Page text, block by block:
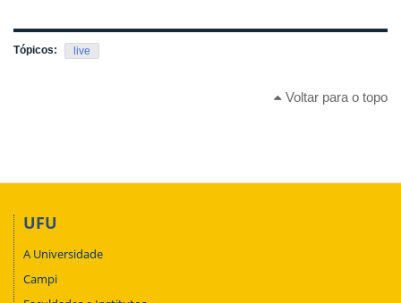
Tópicos: live
Voltar para o topo
UFU
A Universidade
Campi